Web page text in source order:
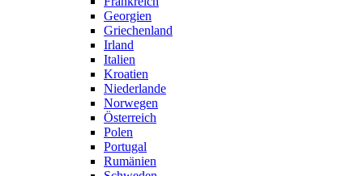
Georgien
Griechenland
Irland
Italien
Kroatien
Niederlande
Norwegen
Österreich
Polen
Portugal
Rumänien